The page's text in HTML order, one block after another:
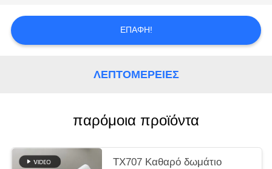
SITEMAP
ΕΠΑΦΉ!
ΛΕΠΤΟΜΈΡΕΙΕΣ
παρόμοια προϊόντα
TX707 Καθαρό δωμάτιο